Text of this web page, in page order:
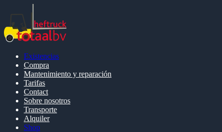
Existencias
Compra
Mantenimiento y reparación
Tarifas
Contact
Sobre nosotros
Transporte
Alquiler
Shop